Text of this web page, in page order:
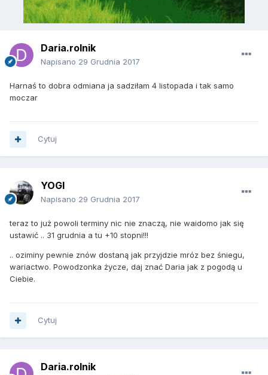
Daria.rolnik
Napisano 29 Grudnia 2017
Harnaś to dobra odmiana ja sadziłam 4 listopada i tak samo
moczar
Cytuj
YOGI
Napisano 29 Grudnia 2017
teraz to już powoli terminy nic nie znaczą, nie waidomo jak się
ustawić .. 31 grudnia a tu +10 stopni!!!
.. oziminy pewnie znów dostaną jak przyjdzie mróz bez śniegu,
wariactwo. Powodzonka życze, daj znać Daria jak z pogodą u
Ciebie.
Cytuj
Daria.rolnik